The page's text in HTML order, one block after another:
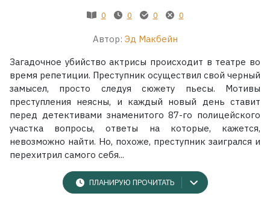
Экранизации 0 0 0 0
Автор: Эд Макбейн
Загадочное убийство актрисы происходит в театре во
время репетиции. Преступник осуществил свой черный
замысел, просто следуя сюжету пьесы. Мотивы
преступления неясны, и каждый новый день ставит
перед детективами знаменитого 87-го полицейского
участка вопросы, ответы на которые, кажется,
невозможно найти. Но, похоже, преступник заигрался и
перехитрил самого себя...
ПЛАНИРУЮ ПРОЧИТАТЬ